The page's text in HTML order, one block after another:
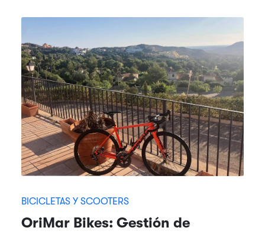
BICICLETAS Y SCOOTERS
OriMar Bikes: Gestión de